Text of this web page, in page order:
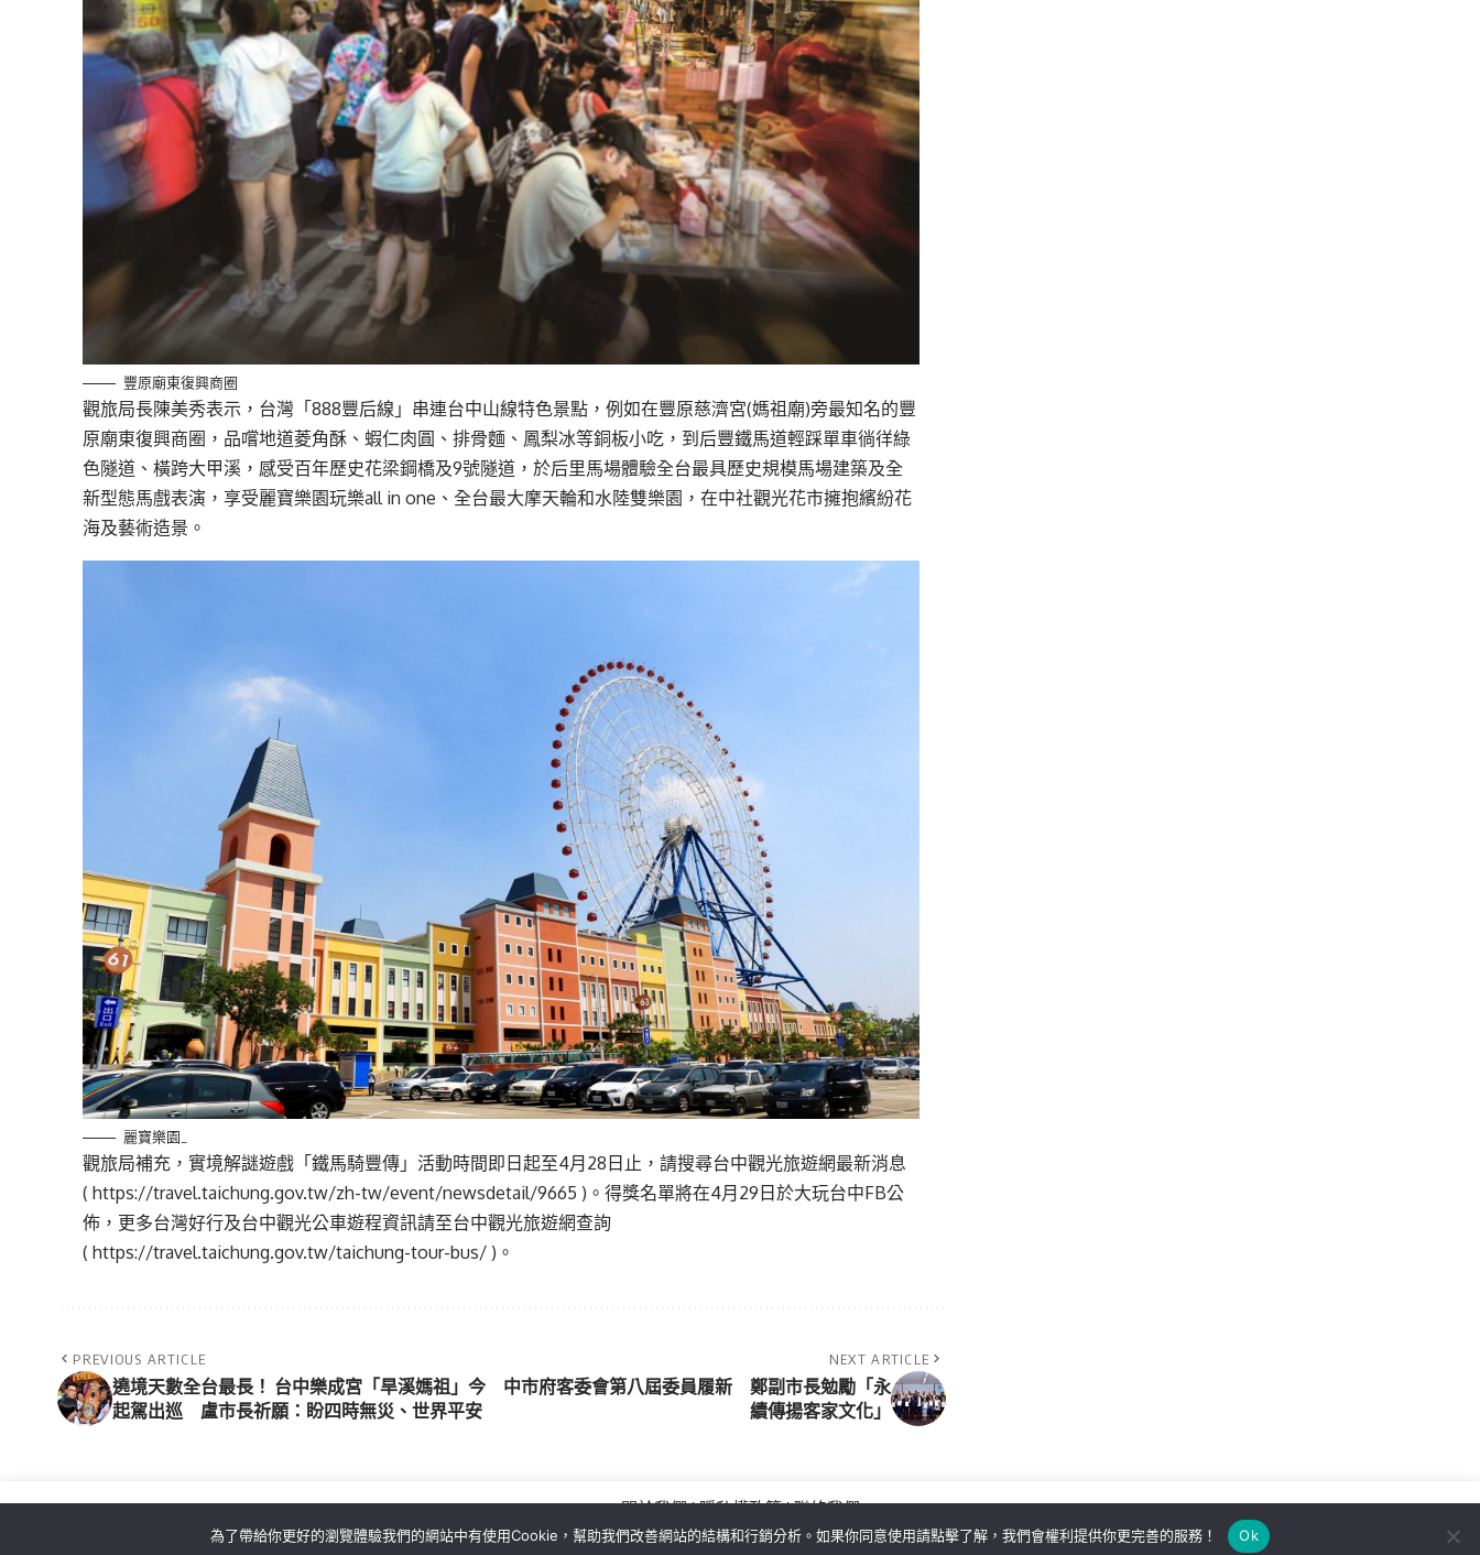
豐原廟東復興商圈
觀旅局長陳美秀表示，台灣「888豐后線」串連台中山線特色景點，例如在豐原慈濟宮(媽祖廟)旁最知名的豐
原廟東復興商圈，品嚐地道菱角酥、蝦仁肉圓、排骨麵、鳳梨冰等銅板小吃，到后豐鐵馬道輕踩單車徜徉綠
色隧道、橫跨大甲溪，感受百年歷史花梁鋼橋及9號隧道，於后里馬場體驗全台最具歷史規模馬場建築及全
新型態馬戲表演，享受麗寶樂園玩樂all in one、全台最大摩天輪和水陸雙樂園，在中社觀光花市擁抱繽紛花
海及藝術造景。
麗寶樂園_
觀旅局補充，實境解謎遊戲「鐵馬騎豐傳」活動時間即日起至4月28日止，請搜尋台中觀光旅遊網最新消息
(https://travel.taichung.gov.tw/zh-tw/event/newsdetail/9665 )。得獎名單將在4月29日於大玩台中FB公
佈，更多台灣好行及台中觀光公車遊程資訊請至台中觀光旅遊網查詢
(https://travel.taichung.gov.tw/taichung-tour-bus/ )。
PREVIOUS ARTICLE
遶境天數全台最長！ 台中樂成宮「旱溪媽祖」今
起駕出巡 盧市長祈願：盼四時無災、世界平安
NEXT ARTICLE
中市府客委會第八屆委員履新 鄭副市長勉勵「永
續傳揚客家文化」
關於我們 隱私權政策 聯絡我們
為了帶給你更好的瀏覽體驗我們的網站中有使用Cookie，幫助我們改善網站的結構和行銷分析。如果你同意使用請點擊了解，我們會權利提供你更完善的服務！ Ok